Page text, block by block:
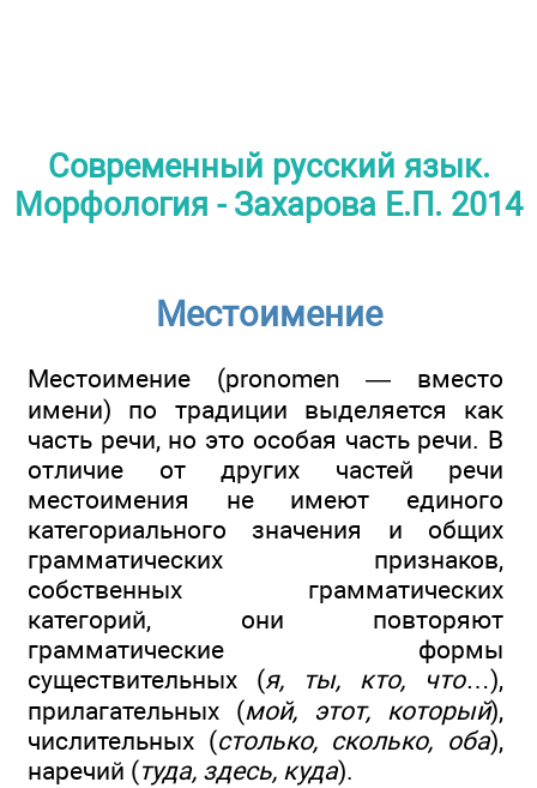
Современный русский язык.
Морфология - Захарова Е.П. 2014
Местоимение
Местоимение (pronomen — вместо
имени) по традиции выделяется как
часть речи, но это особая часть речи. В
отличие от других частей речи
местоимения не имеют единого
категориального значения и общих
грамматических признаков,
собственных грамматических
категорий, они повторяют
грамматические формы
существительных (я, ты, кто, что…),
прилагательных (мой, этот, который),
числительных (столько, сколько, оба),
наречий (туда, здесь, куда).